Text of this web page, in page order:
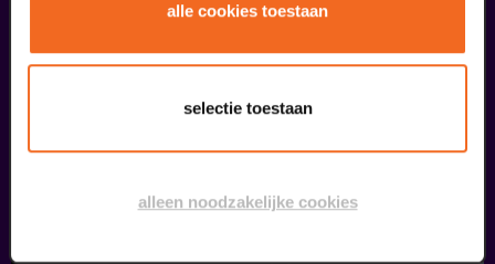
alle cookies toestaan
selectie toestaan
alleen noodzakelijke cookies